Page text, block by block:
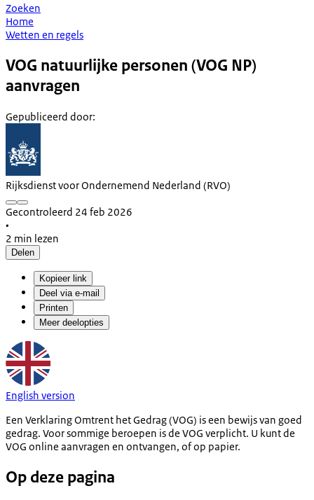
Zoeken
Home
Wetten en regels
VOG natuurlijke personen (VOG NP)
aanvragen
Gepubliceerd door:
Rijksdienst voor Ondernemend Nederland (RVO)
Gecontroleerd 24 feb 2026
•
2 min lezen
Delen
Kopieer link
Deel via e-mail
Printen
Meer deelopties
English version
Een Verklaring Omtrent het Gedrag (VOG) is een bewijs van goed
gedrag. Voor sommige beroepen is de VOG verplicht. U kunt de
VOG online aanvragen en ontvangen, of op papier.
Op deze pagina